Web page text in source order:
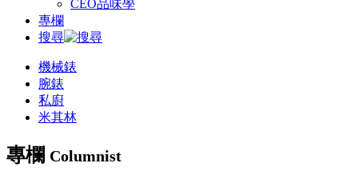
CEO品味學
專欄
搜尋
機械錶
腕錶
私廚
米其林
專欄 Columnist